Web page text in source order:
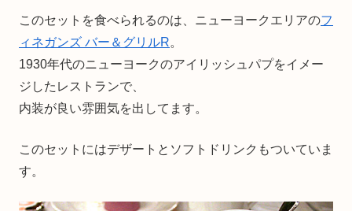
このセットを食べられるのは、ニューヨークエリアのフ
ィネガンズ バー＆グリルR。
1930年代のニューヨークのアイリッシュパプをイメー
ジしたレストランで、
内装が良い雰囲気を出してます。
このセットにはデザートとソフトドリンクもついていま
す。